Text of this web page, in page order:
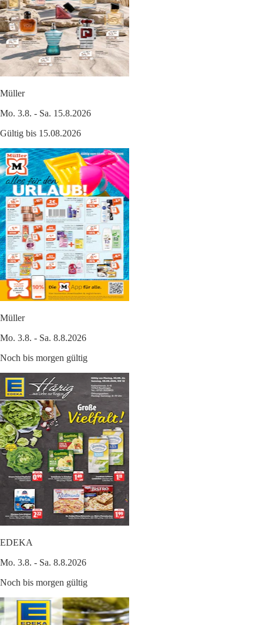
Müller
Mo. 3.8. - Sa. 15.8.2026
Gültig bis 15.08.2026
Müller
Mo. 3.8. - Sa. 8.8.2026
Noch bis morgen gültig
EDEKA
Mo. 3.8. - Sa. 8.8.2026
Noch bis morgen gültig